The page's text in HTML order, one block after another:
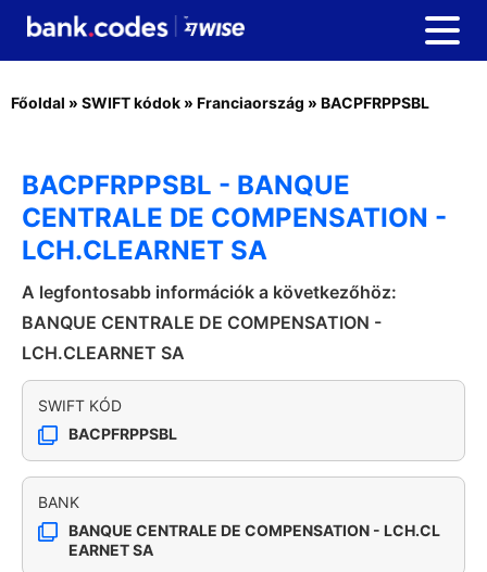
Főoldal » SWIFT kódok » Franciaország » BACPFRPPSBL
BACPFRPPSBL - BANQUE
CENTRALE DE COMPENSATION -
LCH.CLEARNET SA
A legfontosabb információk a következőhöz:
BANQUE CENTRALE DE COMPENSATION -
LCH.CLEARNET SA
SWIFT KÓD
BACPFRPPSBL
BANK
BANQUE CENTRALE DE COMPENSATION - LCH.CL
EARNET SA